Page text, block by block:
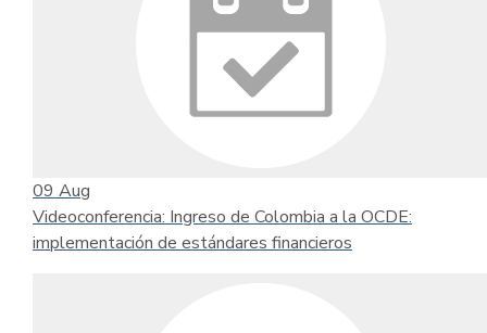
09 Aug
Videoconferencia: Ingreso de Colombia a la OCDE:
implementación de estándares financieros